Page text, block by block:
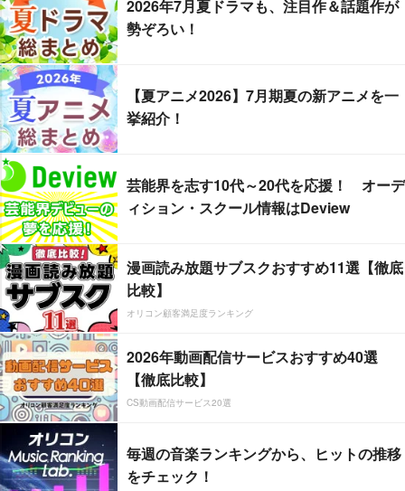
2026年7月夏ドラマも、注目作＆話題作が
勢ぞろい！
【夏アニメ2026】7月期夏の新アニメを一
挙紹介！
芸能界を志す10代～20代を応援！ オーデ
ィション・スクール情報はDeview
漫画読み放題サブスクおすすめ11選【徹底
比較】
オリコン顧客満足度ランキング
2026年動画配信サービスおすすめ40選
【徹底比較】
CS動画配信サービス20選
毎週の音楽ランキングから、ヒットの推移
をチェック！